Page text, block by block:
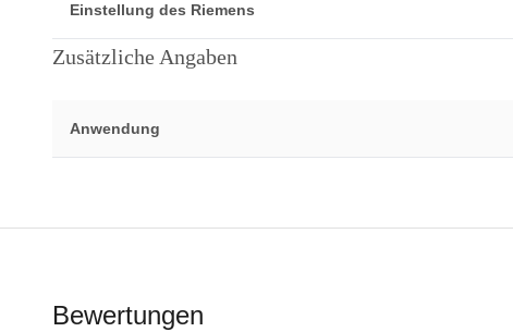
Einstellung des Riemens
Zusätzliche Angaben
Anwendung
Bewertungen